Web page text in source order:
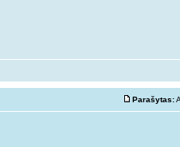
Parašytas: